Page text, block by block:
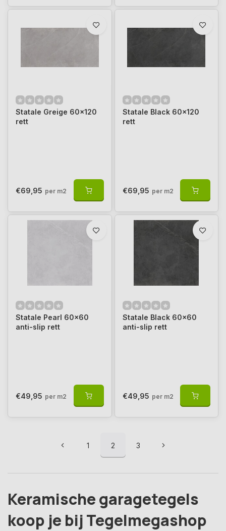
Statale Greige 60x120
rett
€69,95 per m2
Statale Black 60x120
rett
€69,95 per m2
Statale Pearl 60x60
anti-slip rett
€49,95 per m2
Statale Black 60x60
anti-slip rett
€49,95 per m2
1 2 3
Keramische garagetegels
koop je bij Tegelmegashop